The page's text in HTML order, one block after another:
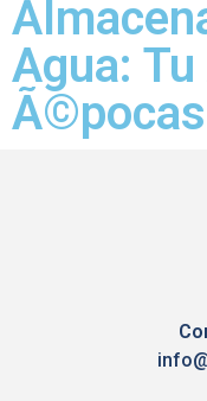
Agua: